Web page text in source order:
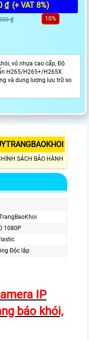
₫ (+ VAT 8%)
₫ 10%
vỏ nhựa cao cấp, Độ
H265/H265+/H265X.
và dung lượng lưu trữ so
SÁCH BẢO HÀNH
1080P
Độc lập
IP
báo khói,